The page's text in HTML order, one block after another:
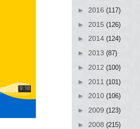
► 2016 (117)
► 2015 (126)
► 2014 (124)
► 2013 (87)
► 2012 (100)
► 2011 (101)
► 2010 (106)
► 2009 (123)
► 2008 (215)